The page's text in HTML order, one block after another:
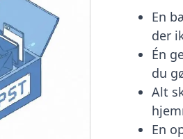
En
der
Én
du
Alt
En